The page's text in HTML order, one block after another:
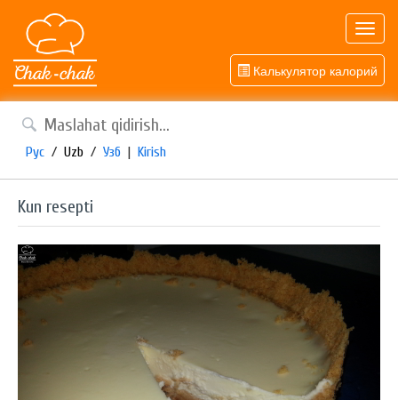
Калькулятор калорий
Рус / Uzb / Узб | Kirish
Kun resepti